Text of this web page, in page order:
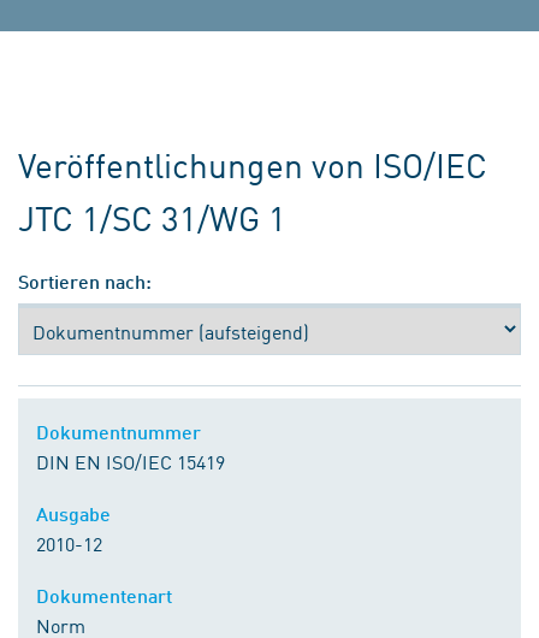
Veröffentlichungen von ISO/IEC
JTC 1/SC 31/WG 1
Sortieren nach:
DIN EN ISO/IEC 15419
2010-12
Norm